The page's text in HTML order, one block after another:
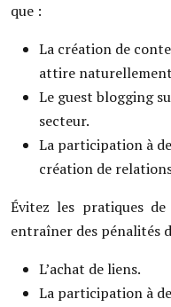
que :
La création de
attire
Le guest blogging
secteur.
La participation à
création de
Évitez les pratiques
entraîner des pénalités
L’achat de liens.
La participation à